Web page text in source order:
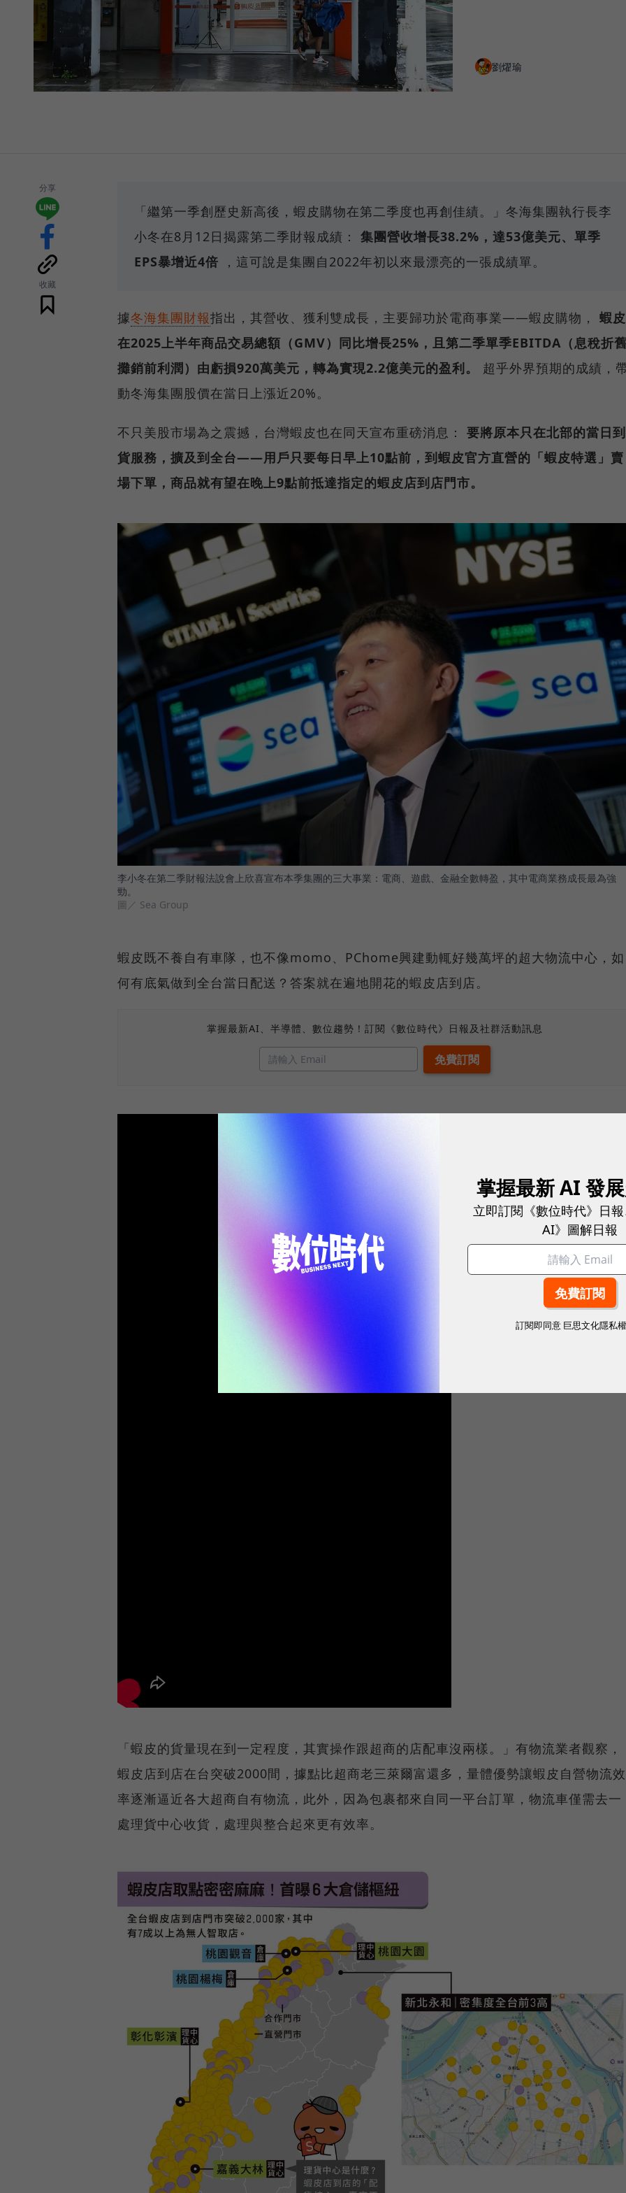
劉燿瑜
分享
收藏
「繼第⼀季創歷史新⾼後，蝦皮購物在第⼆季度也再創佳績。」冬海集團執行長李
小冬在8月12日揭露第二季財報成績： 集團營收增長38.2%，達53億美元、單季
EPS暴增近4倍 ，這可說是集團自2022年初以來最漂亮的一張成績單。
據冬海集團財報指出，其營收、獲利雙成長，主要歸功於電商事業——蝦皮購物， 蝦皮
在2025上半年商品交易總額（GMV）同比增長25%，且第二季單季EBITDA（息稅折
攤銷前利潤）由虧損920萬美元，轉為實現2.2億美元的盈利。
超乎外界預期的成績，
動冬海集團股價在當日上漲近20%。
不只美股市場為之震撼，台灣蝦皮也在同天宣布重磅消息： 要將原本只在北部的當日到
貨服務，擴及到全台——用戶只要每日早上10點前，到蝦皮官方直營的「蝦皮特選」賣
場下單，商品就有望在晚上9點前抵達指定的蝦皮店到店門市。
李小冬在第二季財報法說會上欣喜宣布本季集團的三大事業：電商、遊戲、金融全數轉盈，其中電商業務成長最為強
勁。
圖／ Sea Group
蝦皮既不養自有車隊，也不像momo、PChome興建動輒好幾萬坪的超大物流中心，如
何有底氣做到全台當日配送？答案就在遍地開花的蝦皮店到店。
掌握最新AI、半導體、數位趨勢！訂閱《數位時代》日報及社群活動訊息
「蝦皮的貨量現在到一定程度，其實操作跟超商的店配車沒兩樣。」有物流業者觀察，
蝦皮店到店在台突破2000間，據點比超商老三萊爾富還多，量體優勢讓蝦皮自營物流效
率逐漸逼近各大超商自有物流，此外，因為包裹都來自同一平台訂單，物流車僅需去一
處理貨中心收貨，處理與整合起來更有效率。
掌握最新 AI 發
立即訂閱《數位時代》日
AI》圖解日報
訂閱即同意 巨思文化隱私